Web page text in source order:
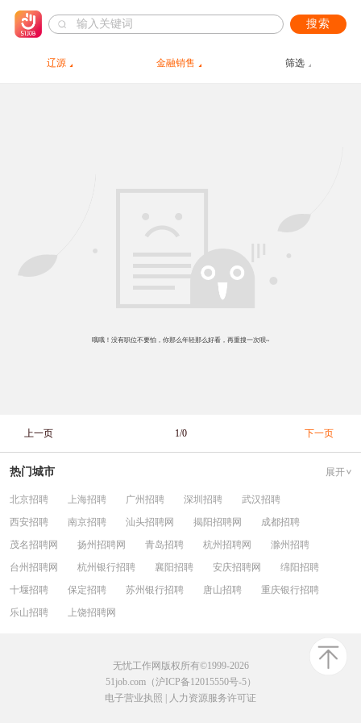
搜索
辽源 金融销售 筛选
哦哦！没有职位不要怕，你那么年轻那么好看，再重搜一次呗~
上一页 1/0 下一页
热门城市 展开
北京招聘 上海招聘 广州招聘 深圳招聘
武汉招聘
西安招聘
南京招聘 汕头招聘网 揭阳招聘网
成都招聘
茂名招聘网
扬州招聘网 青岛招聘 杭州招聘网
滁州招聘
台州招聘网
杭州银行招聘 襄阳招聘 安庆招聘网
绵阳招聘
十堰招聘
保定招聘 苏州银行招聘 唐山招聘
重庆银行招聘
乐山招聘
上饶招聘网
无忧工作网版权所有©1999-2026
51job.com（沪ICP备12015550号-5）
电子营业执照
人力资源服务许可证